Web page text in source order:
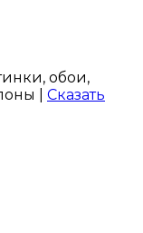
обои,
| Сказать